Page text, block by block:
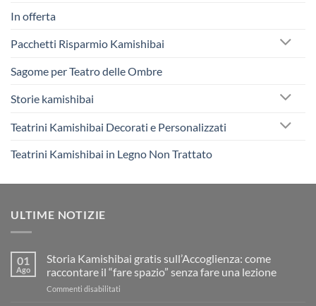
In offerta
Pacchetti Risparmio Kamishibai
Sagome per Teatro delle Ombre
Storie kamishibai
Teatrini Kamishibai Decorati e Personalizzati
Teatrini Kamishibai in Legno Non Trattato
ULTIME NOTIZIE
01
Ago
Storia Kamishibai gratis sull’Accoglienza: come
raccontare il “fare spazio” senza fare una lezione
Commenti disabilitati